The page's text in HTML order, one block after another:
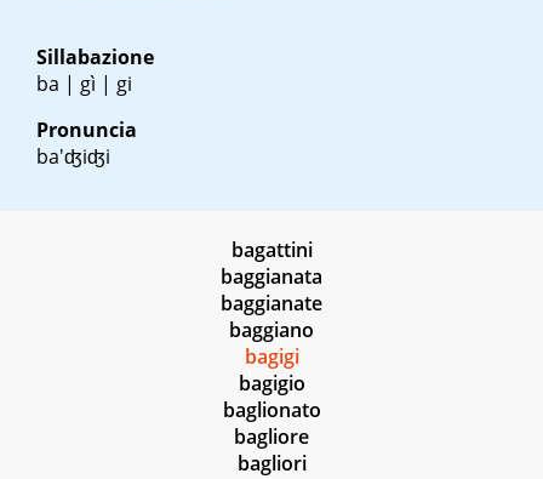
Sillabazione
ba | gì | gi
Pronuncia
ba'ʤiʤi
bagattini
baggianata
baggianate
baggiano
bagigi
bagigio
baglionato
bagliore
bagliori